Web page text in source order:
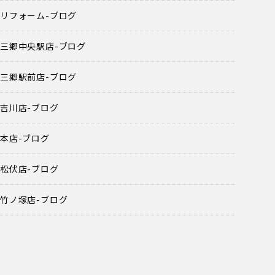
リフォーム-ブログ
三郷中央駅店-ブログ
三郷駅前店-ブログ
吉川店-ブログ
本店-ブログ
松伏店-ブログ
竹ノ塚店-ブログ